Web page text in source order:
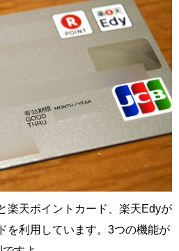
楽天ポイントカード、楽天Edyが
を利用しています。3つの機能が